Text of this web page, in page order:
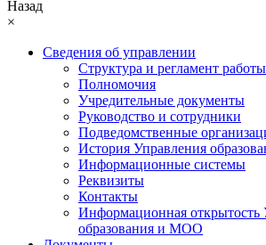
Назад
×
Сведения об управлении
Структура и регламент работы
Полномочия
Учредительные документы
Руководство и сотрудники
Подведомственные
История Управления
Информационные системы
Реквизиты
Контакты
Информационная открытость
образования и МОО